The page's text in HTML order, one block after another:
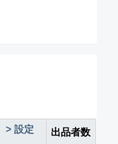
> 設定 出品者数